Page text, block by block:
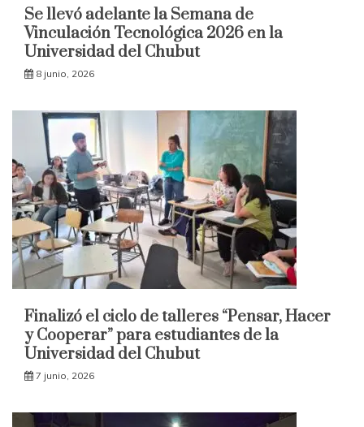
Se llevó adelante la Semana de
Vinculación Tecnológica 2026 en la
Universidad del Chubut
8 junio, 2026
Finalizó el ciclo de talleres “Pensar, Hacer
y Cooperar” para estudiantes de la
Universidad del Chubut
7 junio, 2026